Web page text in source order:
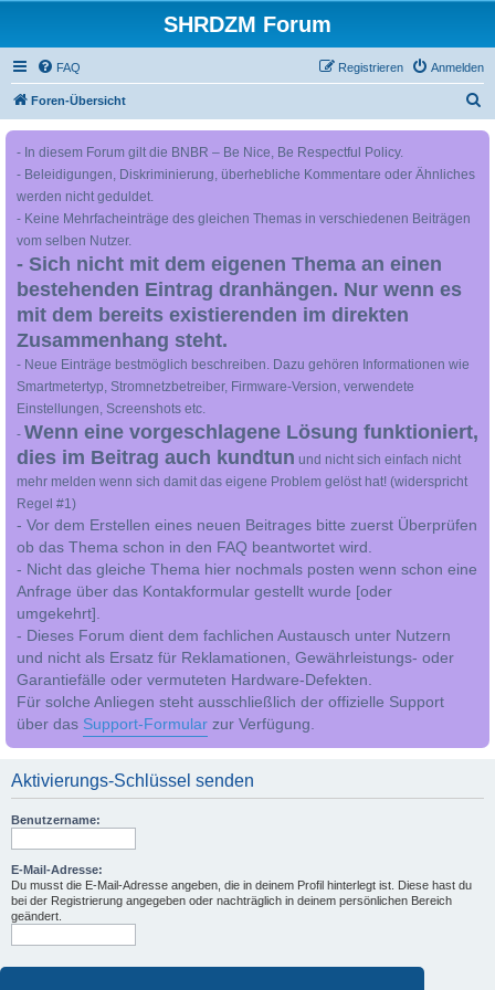
SHRDZM Forum
FAQ Anmelden
Registrieren
Foren-Übersicht
- In diesem Forum gilt die BNBR – Be Nice, Be Respectful Policy.
- Beleidigungen, Diskriminierung, überhebliche Kommentare oder Ähnliches
werden nicht geduldet.
- Keine Mehrfacheinträge des gleichen Themas in verschiedenen Beiträgen
vom selben Nutzer.
- Sich nicht mit dem eigenen Thema an einen
bestehenden Eintrag dranhängen. Nur wenn es
mit dem bereits existierenden im direkten
Zusammenhang steht.
- Neue Einträge bestmöglich beschreiben. Dazu gehören Informationen wie
Smartmetertyp, Stromnetzbetreiber, Firmware-Version, verwendete
Einstellungen, Screenshots etc.
- Wenn eine vorgeschlagene Lösung funktioniert,
dies im Beitrag auch kundtun und nicht sich einfach nicht
mehr melden wenn sich damit das eigene Problem gelöst hat! (widerspricht
Regel #1)
- Vor dem Erstellen eines neuen Beitrages bitte zuerst Überprüfen
ob das Thema schon in den FAQ beantwortet wird.
- Nicht das gleiche Thema hier nochmals posten wenn schon eine
Anfrage über das Kontakformular gestellt wurde [oder
umgekehrt].
- Dieses Forum dient dem fachlichen Austausch unter Nutzern
und nicht als Ersatz für Reklamationen, Gewährleistungs- oder
Garantiefälle oder vermuteten Hardware-Defekten.
Für solche Anliegen steht ausschließlich der offizielle Support
über das Support-Formular zur Verfügung.
Aktivierungs-Schlüssel senden
Benutzername:
E-Mail-Adresse:
Du musst die E-Mail-Adresse angeben, die in deinem Profil hinterlegt ist. Diese hast du
bei der Registrierung angegeben oder nachträglich in deinem persönlichen Bereich
geändert.